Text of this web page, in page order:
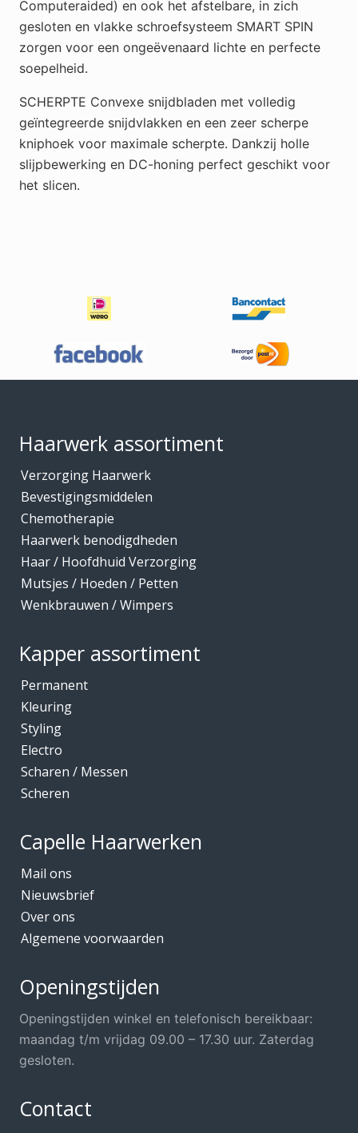
Computeraided) en ook het afstelbare, in zich
gesloten en vlakke schroefsysteem SMART SPIN
zorgen voor een ongeëvenaard lichte en perfecte
soepelheid.
SCHERPTE Convexe snijdbladen met volledig
geïntegreerde snijdvlakken en een zeer scherpe
kniphoek voor maximale scherpte. Dankzij holle
slijpbewerking en DC-honing perfect geschikt voor
het slicen.
Haarwerk assortiment
Verzorging Haarwerk
Bevestigingsmiddelen
Chemotherapie
Haarwerk benodigdheden
Haar / Hoofdhuid Verzorging
Mutsjes / Hoeden / Petten
Wenkbrauwen / Wimpers
Kapper assortiment
Permanent
Kleuring
Styling
Electro
Scharen / Messen
Scheren
Capelle Haarwerken
Mail ons
Nieuwsbrief
Over ons
Algemene voorwaarden
Openingstijden
Openingstijden winkel en telefonisch bereikbaar:
maandag t/m vrijdag 09.00 – 17.30 uur. Zaterdag
gesloten.
Contact